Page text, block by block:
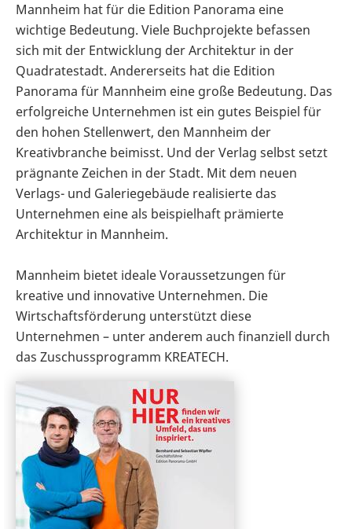
Mannheim hat für die Edition Panorama eine
wichtige Bedeutung. Viele Buchprojekte befassen
sich mit der Entwicklung der Architektur in der
Quadratestadt. Andererseits hat die Edition
Panorama für Mannheim eine große Bedeutung. Das
erfolgreiche Unternehmen ist ein gutes Beispiel für
den hohen Stellenwert, den Mannheim der
Kreativbranche beimisst. Und der Verlag selbst setzt
prägnante Zeichen in der Stadt. Mit dem neuen
Verlags- und Galeriegebäude realisierte das
Unternehmen eine als beispielhaft prämierte
Architektur in Mannheim.
Mannheim bietet ideale Voraussetzungen für
kreative und innovative Unternehmen. Die
Wirtschaftsförderung unterstützt diese
Unternehmen – unter anderem auch finanziell durch
das Zuschussprogramm KREATECH.